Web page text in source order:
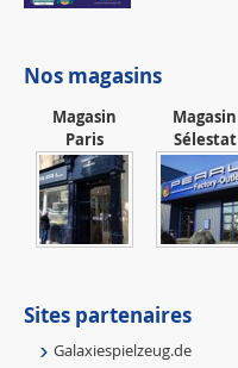
Nos magasins
Magasin
Paris
Magasin
Sélestat
Sites partenaires
Galaxiespielzeug.de